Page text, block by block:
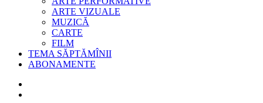
ARTE VIZUALE
MUZICĂ
CARTE
FILM
TEMA SĂPTĂMÎNII
ABONAMENTE